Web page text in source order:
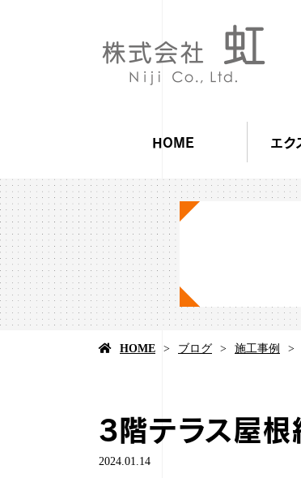
HOME エク
HOME ブログ 施工事例
3階テラス屋根
2024.01.14